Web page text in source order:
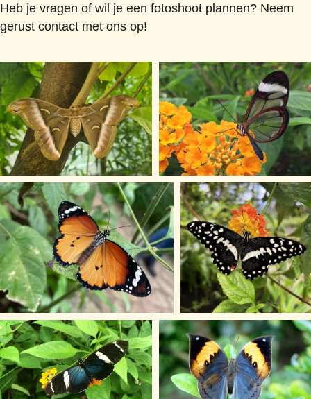
Heb je vragen of wil je een fotoshoot plannen? Neem
gerust contact met ons op!